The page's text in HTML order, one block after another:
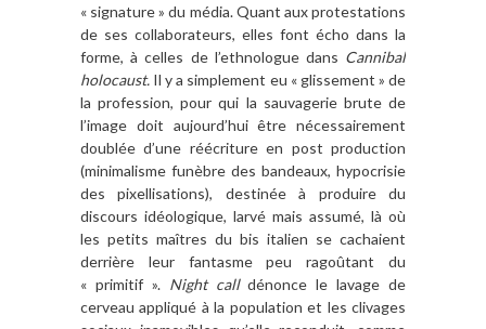
« signature » du média. Quant aux protestations
de ses collaborateurs, elles font écho dans la
forme, à celles de l’ethnologue dans Cannibal
holocaust. Il y a simplement eu « glissement » de
la profession, pour qui la sauvagerie brute de
l’image doit aujourd’hui être nécessairement
doublée d’une réécriture en post production
(minimalisme funèbre des bandeaux, hypocrisie
des pixellisations), destinée à produire du
discours idéologique, larvé mais assumé, là où
les petits maîtres du bis italien se cachaient
derrière leur fantasme peu ragoûtant du
« primitif ». Night calldénonce le lavage de
cerveau appliqué à la population et les clivages